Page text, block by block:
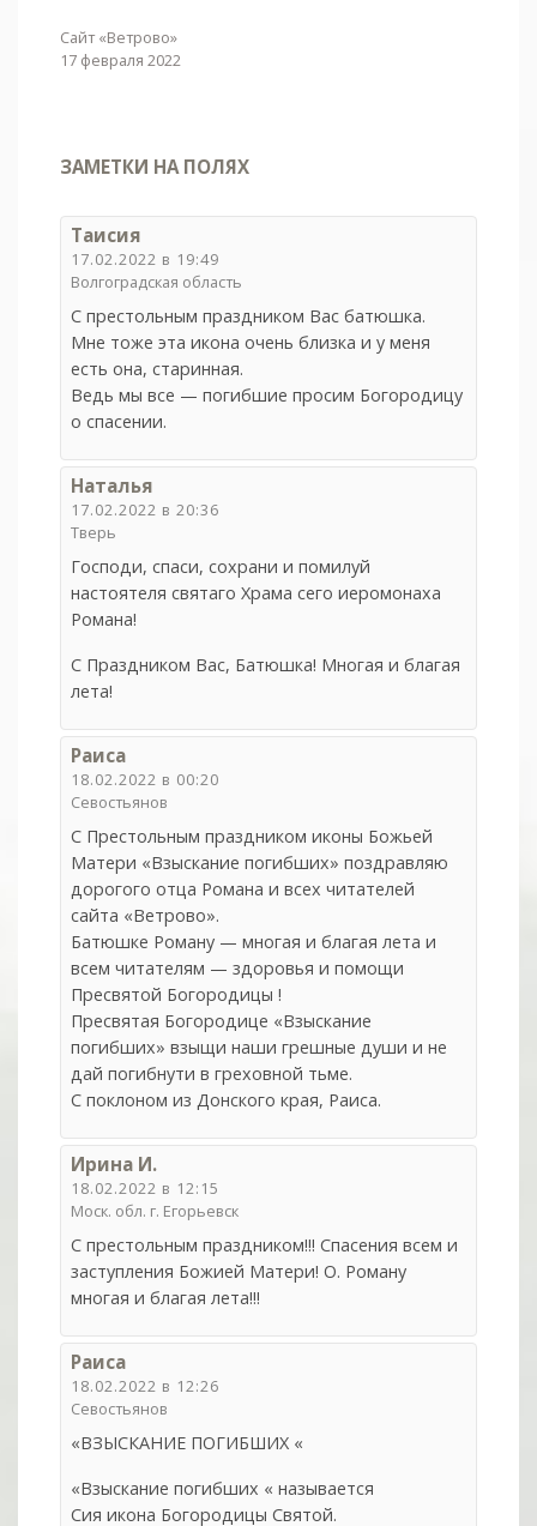
Сайт «Ветрово»
17 февраля 2022
ЗАМЕТКИ НА ПОЛЯХ
Таисия
17.02.2022 в 19:49
Волгоградская область
С престольным праздником Вас батюшка.
Мне тоже эта икона очень близка и у меня
есть она, старинная.
Ведь мы все — погибшие просим Богородицу
о спасении.
Наталья
17.02.2022 в 20:36
Тверь
Господи, спаси, сохрани и помилуй
настоятеля святаго Храма сего иеромонаха
Романа!
С Праздником Вас, Батюшка! Многая и благая
лета!
Раиса
18.02.2022 в 00:20
Севостьянов
С Престольным праздником иконы Божьей
Матери «Взыскание погибших» поздравляю
дорогого отца Романа и всех читателей
сайта «Ветрово».
Батюшке Роману — многая и благая лета и
всем читателям — здоровья и помощи
Пресвятой Богородицы !
Пресвятая Богородице «Взыскание
погибших» взыщи наши грешные души и не
дай погибнути в греховной тьме.
С поклоном из Донского края, Раиса.
Ирина И.
18.02.2022 в 12:15
Моск. обл. г. Егорьевск
С престольным праздником!!! Спасения всем и
заступления Божией Матери! О. Роману
многая и благая лета!!!
Раиса
18.02.2022 в 12:26
Севостьянов
«ВЗЫСКАНИЕ ПОГИБШИХ «
«Взыскание погибших « называется
Сия икона Богородицы Святой.